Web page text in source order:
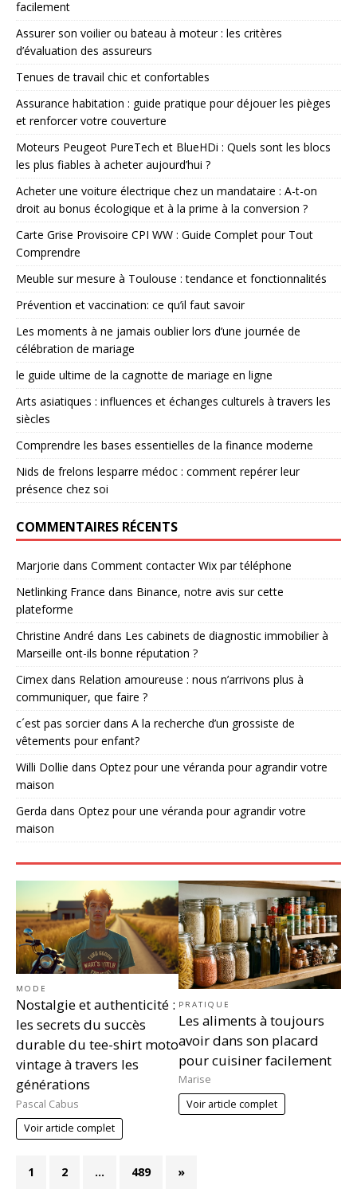
facilement
Assurer son voilier ou bateau à moteur : les critères
d’évaluation des assureurs
Tenues de travail chic et confortables
Assurance habitation : guide pratique pour déjouer les pièges
et renforcer votre couverture
Moteurs Peugeot PureTech et BlueHDi : Quels sont les blocs
les plus fiables à acheter aujourd’hui ?
Acheter une voiture électrique chez un mandataire : A-t-on
droit au bonus écologique et à la prime à la conversion ?
Carte Grise Provisoire CPI WW : Guide Complet pour Tout
Comprendre
Meuble sur mesure à Toulouse : tendance et fonctionnalités
Prévention et vaccination: ce qu’il faut savoir
Les moments à ne jamais oublier lors d’une journée de
célébration de mariage
le guide ultime de la cagnotte de mariage en ligne
Arts asiatiques : influences et échanges culturels à travers les
siècles
Comprendre les bases essentielles de la finance moderne
Nids de frelons lesparre médoc : comment repérer leur
présence chez soi
COMMENTAIRES RÉCENTS
Marjorie dans Comment contacter Wix par téléphone
Netlinking France dans Binance, notre avis sur cette
plateforme
Christine André dans Les cabinets de diagnostic immobilier à
Marseille ont-ils bonne réputation ?
Cimex dans Relation amoureuse : nous n’arrivons plus à
communiquer, que faire ?
c´est pas sorcierdans A la recherche d’un grossiste de
vêtements pour enfant?
Willi Dollie dans Optez pour une véranda pour agrandir votre
maison
Gerda dans Optez pour une véranda pour agrandir votre
maison
MODE
Nostalgie et authenticité :
les secrets du succès
durable du tee-shirt moto
vintage à travers les
générations
Pascal Cabus
Voir article complet
PRATIQUE
Les aliments à toujours
avoir dans son placard
pour cuisiner facilement
Marise
Voir article complet
1 2 … 489 »